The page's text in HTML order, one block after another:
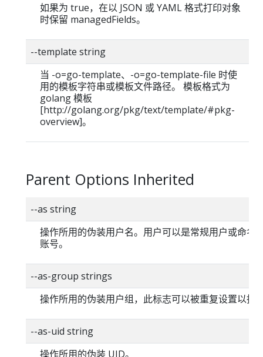
如果为 true，在以 JSON 或 YAML 格式打印对象
时保留 managedFields。
--template string
当 -o=go-template、-o=go-template-file 时使
用的模板字符串或模板文件路径。 模板格式为
golang 模板
[http://golang.org/pkg/text/template/#pkg-
overview]。
Parent Options Inherited
--as string
操作所用的伪装用户名。用户可以是常规用户或命名
账号。
--as-group strings
操作所用的伪装用户组，此标志可以被重复设置以指
--as-uid string
操作所用的伪装 UID。